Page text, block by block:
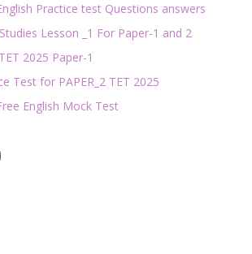
Practice test Questions answers
Lesson _1 For Paper-1 and 2
2025 Paper-1
Test for PAPER_2 TET 2025
English Mock Test